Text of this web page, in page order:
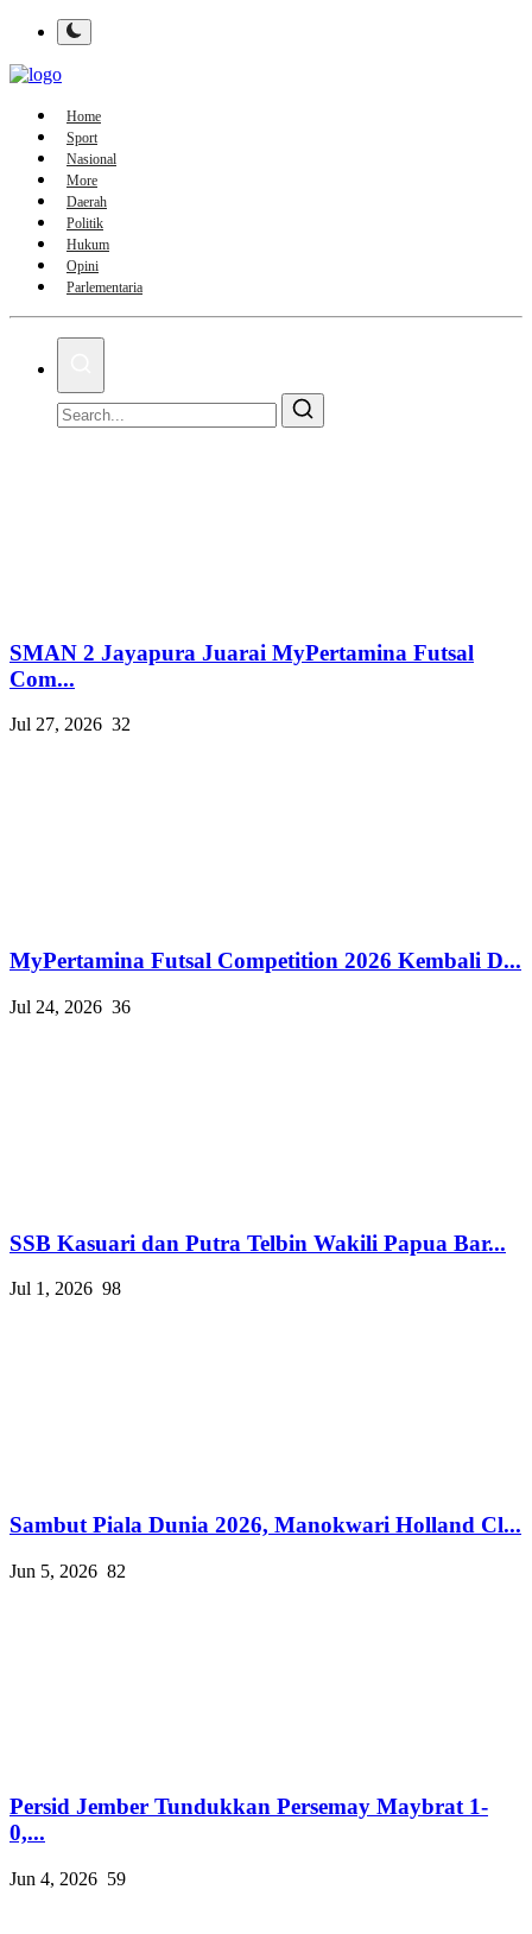
Home
Sport
Nasional
More
Daerah
Politik
Hukum
Opini
Parlementaria
SMAN 2 Jayapura Juarai MyPertamina Futsal
Com...
Jul 27, 2026 32
MyPertamina Futsal Competition 2026 Kembali D...
Jul 24, 2026 36
SSB Kasuari dan Putra Telbin Wakili Papua Bar...
Jul 1, 2026 98
Sambut Piala Dunia 2026, Manokwari Holland Cl...
Jun 5, 2026 82
Persid Jember Tundukkan Persemay Maybrat 1-
0,...
Jun 4, 2026 59